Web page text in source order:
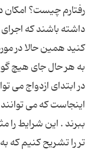
رفتارم چیست؟
داشته باشند که
کنید همین حالا در
به هر حال جای هیچ
در ابتدای ازدواج می
اینجاست که می
ببرند . این شرایط را
تر را تشریح کنیم که